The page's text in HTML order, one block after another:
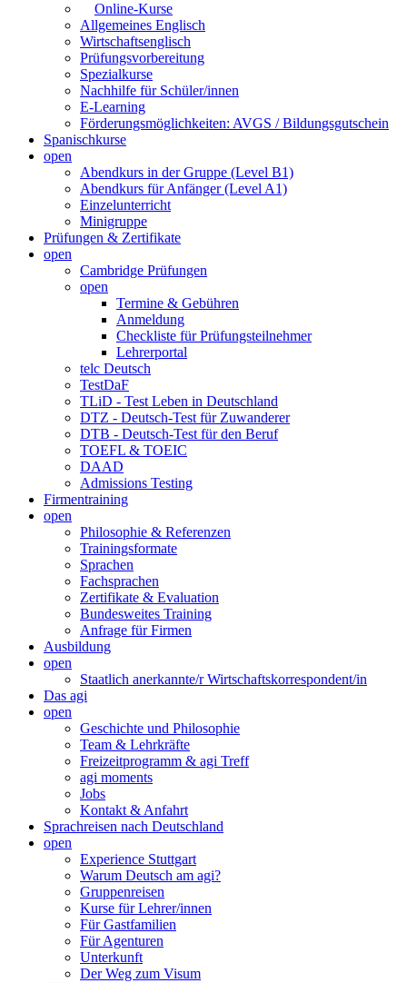
Online-Kurse
Allgemeines Englisch
Wirtschaftsenglisch
Prüfungsvorbereitung
Spezialkurse
Nachhilfe für Schüler/innen
E-Learning
Förderungsmöglichkeiten: AVGS / Bildungsgutschein
Spanischkurse
open
Abendkurs in der Gruppe (Level B1)
Abendkurs für Anfänger (Level A1)
Einzelunterricht
Minigruppe
Prüfungen & Zertifikate
open
Cambridge Prüfungen
open
Termine & Gebühren
Anmeldung
Checkliste für Prüfungsteilnehmer
Lehrerportal
telc Deutsch
TestDaF
TLiD - Test Leben in Deutschland
DTZ - Deutsch-Test für Zuwanderer
DTB - Deutsch-Test für den Beruf
TOEFL & TOEIC
DAAD
Admissions Testing
Firmentraining
open
Philosophie & Referenzen
Trainingsformate
Sprachen
Fachsprachen
Zertifikate & Evaluation
Bundesweites Training
Anfrage für Firmen
Ausbildung
open
Staatlich anerkannte/r Wirtschaftskorrespondent/in
Das agi
open
Geschichte und Philosophie
Team & Lehrkräfte
Freizeitprogramm & agi Treff
agi moments
Jobs
Kontakt & Anfahrt
Sprachreisen nach Deutschland
open
Experience Stuttgart
Warum Deutsch am agi?
Gruppenreisen
Kurse für Lehrer/innen
Für Gastfamilien
Für Agenturen
Unterkunft
Der Weg zum Visum